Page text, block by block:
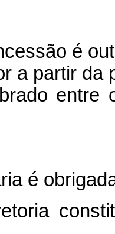
é
a partir da
entre
é